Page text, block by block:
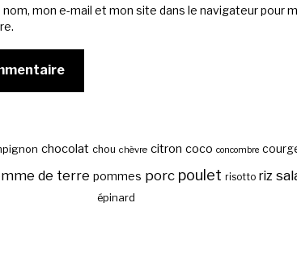
mon e-mail et mon site dans le navigateur pour
chocolat chou chèvre citron coco concombre
de terre pommes porc poulet risotto riz
épinard